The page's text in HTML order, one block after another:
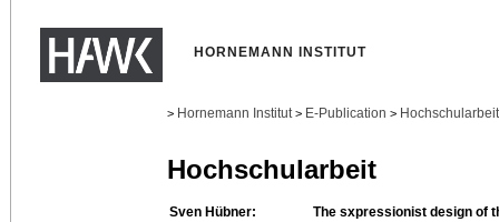
HORNEMANN INSTITUT
> Hornemann Institut > E-Publication >
Hochschularbeit
Sven Hübner:
The sxpressionist design of